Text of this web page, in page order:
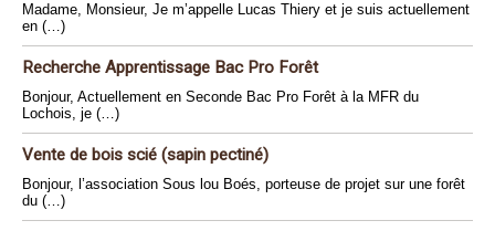
Madame, Monsieur, Je m’appelle Lucas Thiery et je suis actuellement
en (…)
Recherche Apprentissage Bac Pro Forêt
Bonjour, Actuellement en Seconde Bac Pro Forêt à la MFR du
Lochois, je (…)
Vente de bois scié (sapin pectiné)
Bonjour, l’association Sous lou Boés, porteuse de projet sur une forêt
du (…)